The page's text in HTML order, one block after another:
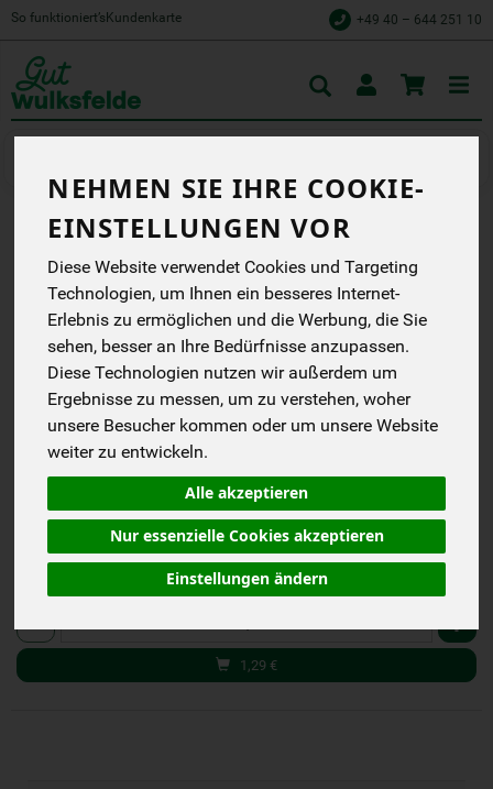
NEHMEN SIE IHRE COOKIE-
EINSTELLUNGEN VOR
Diese Website verwendet Cookies und Targeting
Technologien, um Ihnen ein besseres Internet-
Erlebnis zu ermöglichen und die Werbung, die Sie
sehen, besser an Ihre Bedürfnisse anzupassen.
Diese Technologien nutzen wir außerdem um
Ergebnisse zu messen, um zu verstehen, woher
unsere Besucher kommen oder um unsere Website
weiter zu entwickeln.
Alle akzeptieren
Nur essenzielle Cookies akzeptieren
Einstellungen ändern
So funktioniert’s Kundenkarte +49 40 – 644 251 10
KEIMSAAT BIOSNACKY
Wir machen Bio aus
Liebe.
Rapunzel
EG
1,29 € / 40 g
(32,25 € / kg)
inkl. 7% MwSt.
40 g
1,29 €
Toggle
cart